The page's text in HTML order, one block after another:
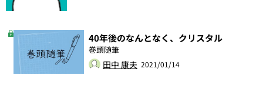
40年後のなんとなく、クリスタル
巻頭随筆
田中 康夫 2021/01/14